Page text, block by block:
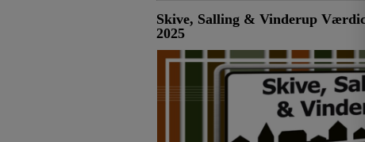
Skive, Salling & Vinderup
2025